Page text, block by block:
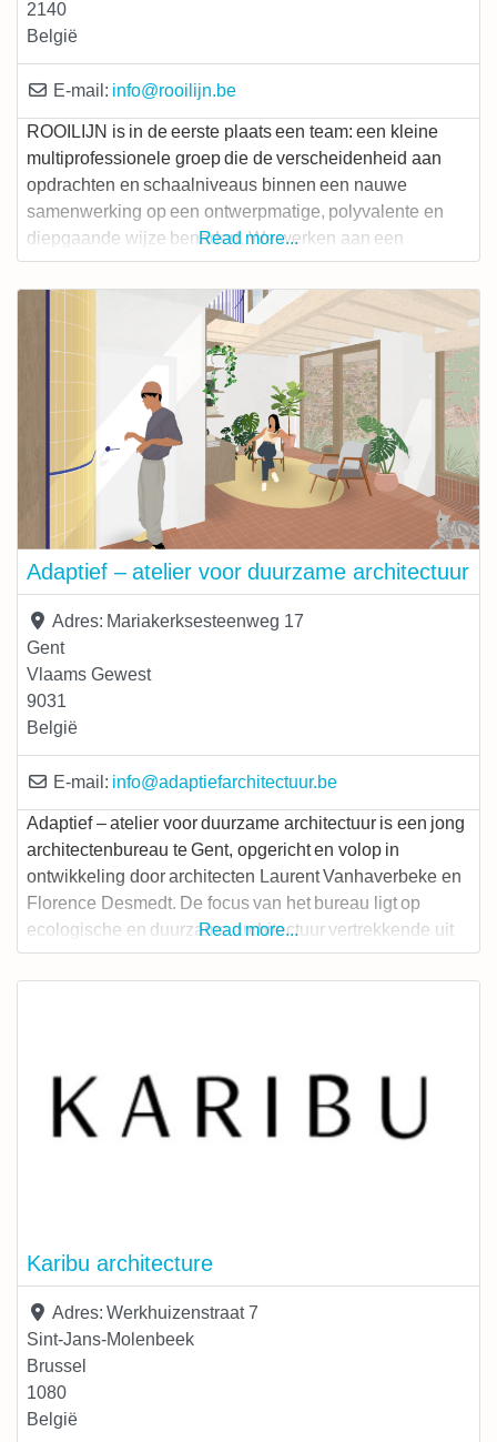
2140
België
E-mail: info@rooilijn.be
ROOILIJN is in de eerste plaats een team: een kleine
multiprofessionele groep die de verscheidenheid aan
opdrachten en schaalniveaus binnen een nauwe
samenwerking op een ontwerpmatige, polyvalente en
diepgaande wijze benadert. We werken aan een
verscheidenheid aan ontwerpopgaves op verschillende
schaalniveaus en voor verschillende private en publieke
opdrachtgevers. Onze projecten balanceren bewust op
de grens tussen ‘gewoon/evident’ en
‘herkenbaar/karaktervol’. Onze
Read more...
Adaptief – atelier voor duurzame architectuur
Adres: Mariakerksesteenweg 17
Gent
Vlaams Gewest
9031
België
E-mail: info@adaptiefarchitectuur.be
Adaptief – atelier voor duurzame architectuur is een jong
architectenbureau te Gent, opgericht en volop in
ontwikkeling door architecten Laurent Vanhaverbeke en
Florence Desmedt. De focus van het bureau ligt op
ecologische en duurzame architectuur vertrekkende uit
een sterk ontwikkelde visie op klimaat en samenleving.
Ieder gebouw – van klein tot groot -, zowel publiek als
Read more...
Karibu architecture
Adres: Werkhuizenstraat 7
Sint-Jans-Molenbeek
Brussel
1080
België